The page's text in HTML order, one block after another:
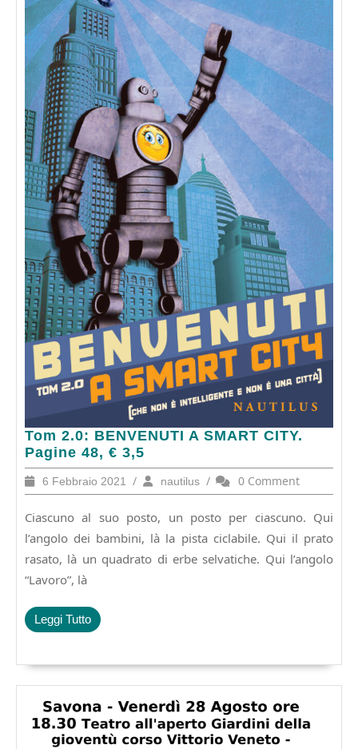
Tom 2.0: BENVENUTI A SMART CITY.
Pagine 48, € 3,5
Tom
2.0:
BENVENUTI
A
CITY.
Pagine
€
3,5
6 Febbraio 2021
Febbraio
2021
/ nautilusnautilus
/ 0 Comment
Ciascuno al suo posto, un posto per ciascuno. Qui
l’angolo dei bambini, là la pista ciclabile. Qui il prato
rasato, là un quadrato di erbe selvatiche. Qui l’angolo
“Lavoro”, là
Leggi TuttoLeggi
Tutto